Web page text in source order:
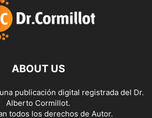
ABOUT US
publicación digital registrada del Dr.
Alberto Cormillot.
todos los derechos de Autor.